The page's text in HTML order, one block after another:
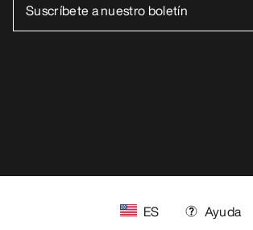
ES Ayuda